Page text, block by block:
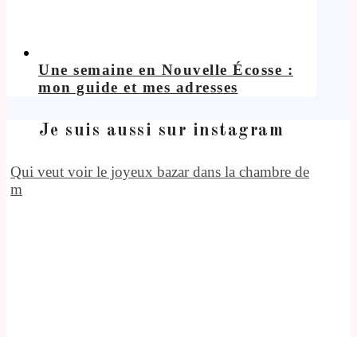
Une semaine en Nouvelle Écosse :
mon guide et mes adresses
Je suis aussi sur instagram
Qui veut voir le joyeux bazar dans la chambre de
m